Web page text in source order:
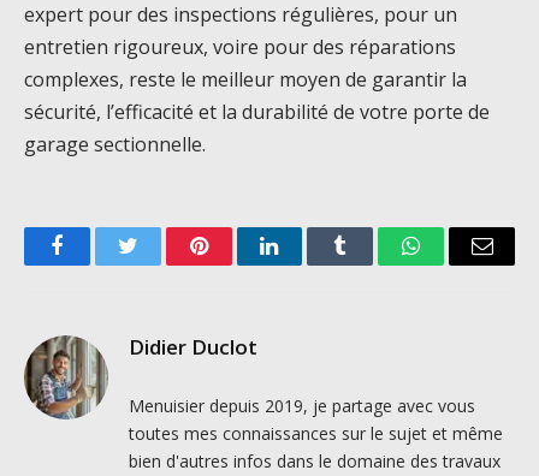
expert pour des inspections régulières, pour un
entretien rigoureux, voire pour des réparations
complexes, reste le meilleur moyen de garantir la
sécurité, l’efficacité et la durabilité de votre porte de
garage sectionnelle.
FacebookTwitter PinterestLinkedInTumblr WhatsAppEmail
Didier Duclot
Menuisier depuis 2019, je partage avec vous
toutes mes connaissances sur le sujet et même
bien d'autres infos dans le domaine des travaux